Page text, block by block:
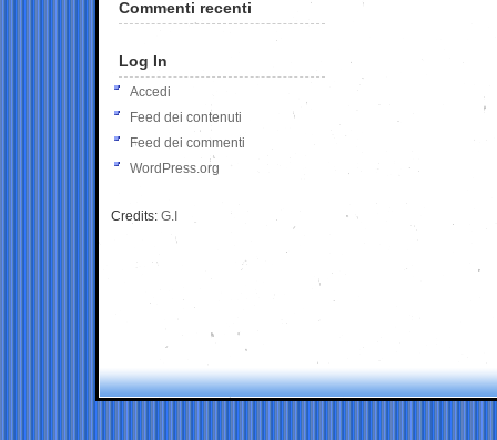
Commenti recenti
Log In
Accedi
Feed dei contenuti
Feed dei commenti
WordPress.org
Credits: G.I